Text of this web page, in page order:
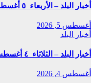
أخبار البلد – الأربعاء ٥ أغسطس ٢٠٢٦م
أغسطس 5, 2026
أخبار البلد
أخبار البلد – الثلاثاء ٤ أغسطس ٢٠٢٦م
أغسطس 4, 2026